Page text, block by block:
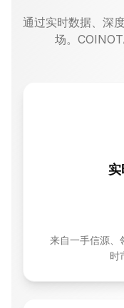
通过实时数据、深
场。
来自一手信源、
时